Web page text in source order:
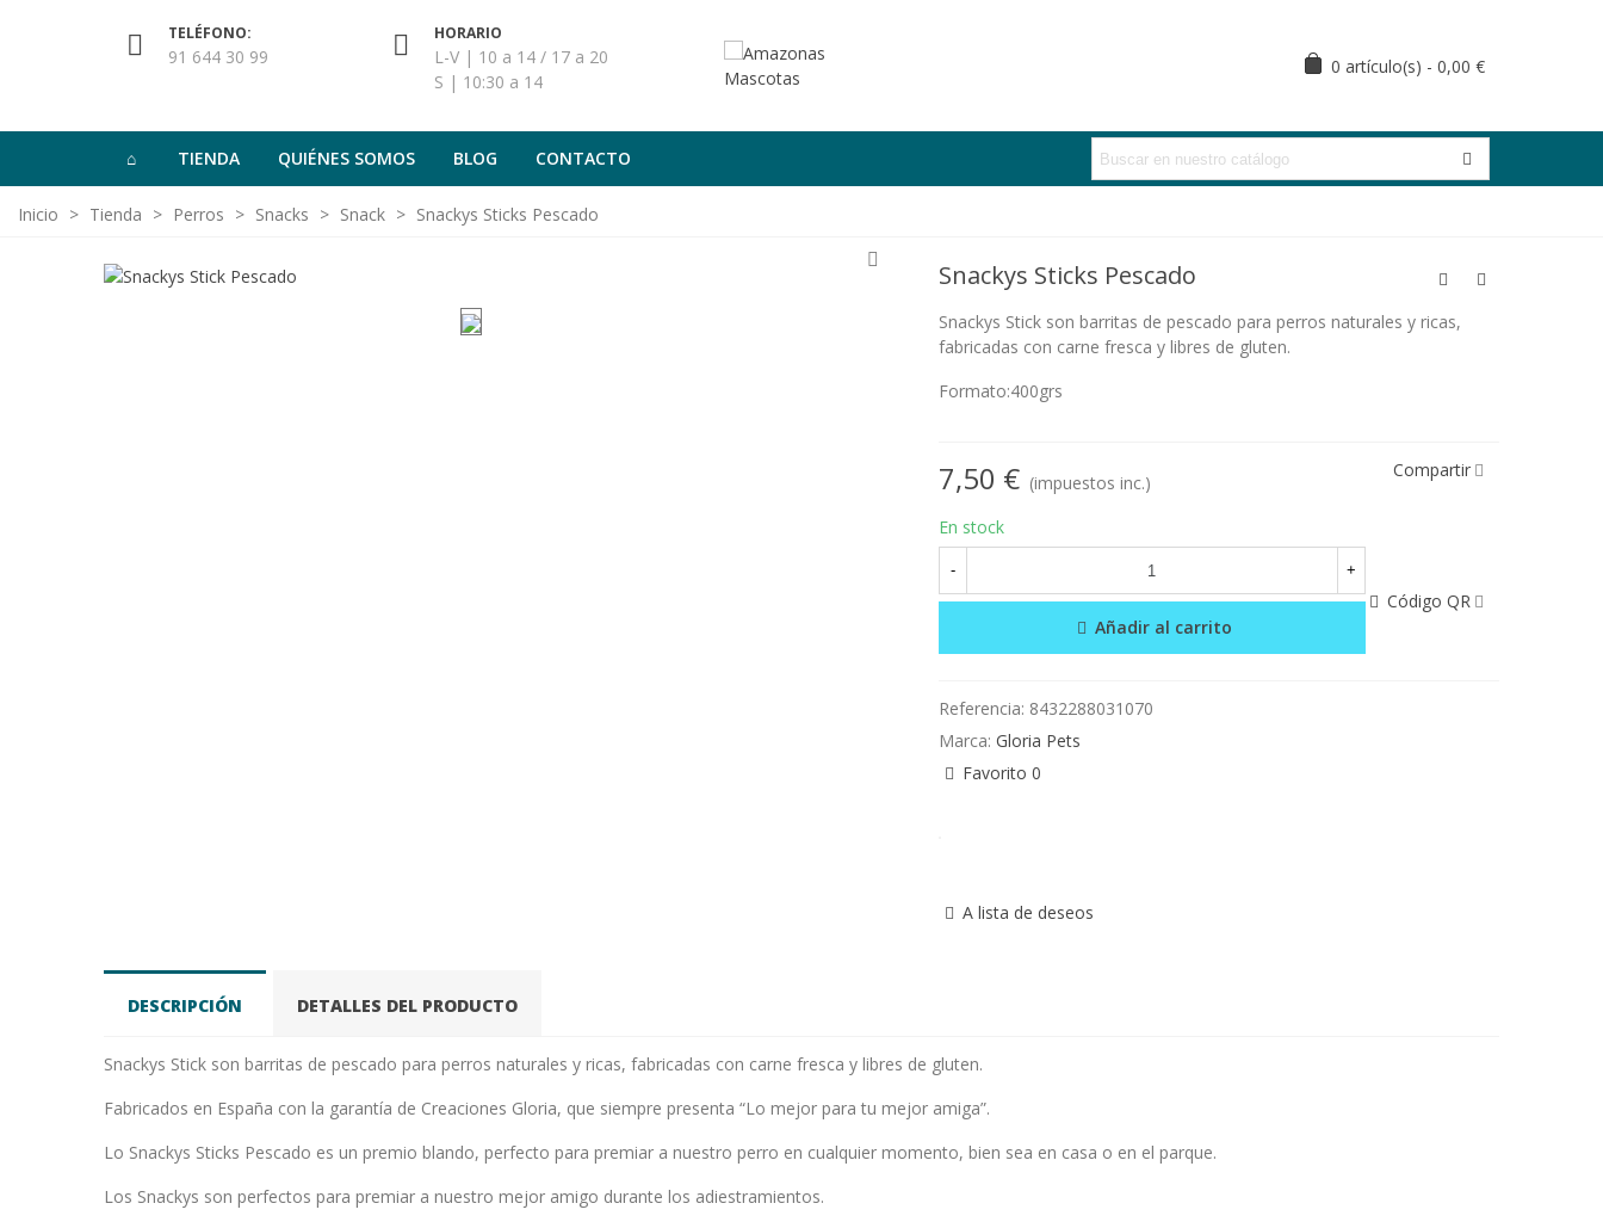
TELÉFONO:
91 644 30 99
HORARIO
L-V | 10 a 14 / 17 a 20
S | 10:30 a 14
0 artículo(s) - 0,00 €
TIENDA QUIÉNES SOMOS BLOG CONTACTO
Inicio > Tienda > Perros > Snacks > Snack > Snackys Sticks Pescado
Snackys Sticks Pescado
Snackys Stick son barritas de pescado para perros naturales y ricas,
fabricadas con carne fresca y libres de gluten.
Formato:400grs
7,50 € (impuestos inc.)
Compartir
En stock
- +
Añadir al carrito
Código QR
Referencia: 8432288031070
Marca: Gloria Pets
Favorito 0
A lista de deseos
DESCRIPCIÓN DETALLES DEL PRODUCTO
Snackys Stick son barritas de pescado para perros naturales y ricas, fabricadas con carne fresca y libres de gluten.
Fabricados en España con la garantía de Creaciones Gloria, que siempre presenta “Lo mejor para tu mejor amiga”.
Lo Snackys Sticks Pescado es un premio blando, perfecto para premiar a nuestro perro en cualquier momento, bien sea en casa o en el parque.
Los Snackys son perfectos para premiar a nuestro mejor amigo durante los adiestramientos.